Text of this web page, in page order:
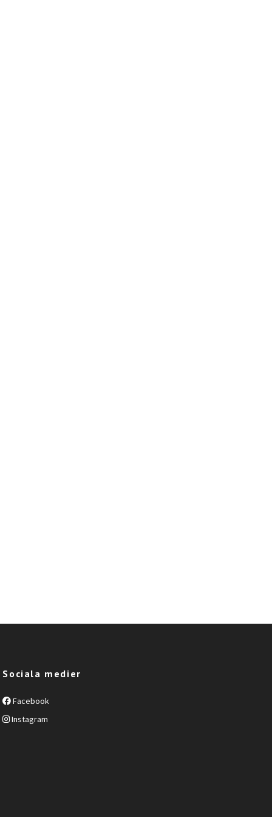
Sociala medier
Facebook
Instagram